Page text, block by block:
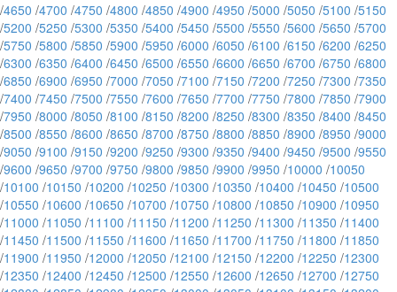
/4650 /4700 /4750 /4800 /4850 /4900 /4950 /5000 /5050 /5100 /5150
/5200 /5250 /5300 /5350 /5400 /5450 /5500 /5550 /5600 /5650 /5700
/5750 /5800 /5850 /5900 /5950 /6000 /6050 /6100 /6150 /6200 /6250
/6300 /6350 /6400 /6450 /6500 /6550 /6600 /6650 /6700 /6750 /6800
/6850 /6900 /6950 /7000 /7050 /7100 /7150 /7200 /7250 /7300 /7350
/7400 /7450 /7500 /7550 /7600 /7650 /7700 /7750 /7800 /7850 /7900
/7950 /8000 /8050 /8100 /8150 /8200 /8250 /8300 /8350 /8400 /8450
/8500 /8550 /8600 /8650 /8700 /8750 /8800 /8850 /8900 /8950 /9000
/9050 /9100 /9150 /9200 /9250 /9300 /9350 /9400 /9450 /9500 /9550
/9600 /9650 /9700 /9750 /9800 /9850 /9900 /9950 /10000 /10050
/10100 /10150 /10200 /10250 /10300 /10350 /10400 /10450 /10500
/10550 /10600 /10650 /10700 /10750 /10800 /10850 /10900 /10950
/11000 /11050 /11100 /11150 /11200 /11250 /11300 /11350 /11400
/11450 /11500 /11550 /11600 /11650 /11700 /11750 /11800 /11850
/11900 /11950 /12000 /12050 /12100 /12150 /12200 /12250 /12300
/12350 /12400 /12450 /12500 /12550 /12600 /12650 /12700 /12750